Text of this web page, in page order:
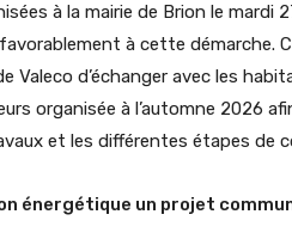
à la mairie de Brion le mardi
à cette démarche.
Valeco d’échanger avec les
organisée à l’automne 2026
et les différentes étapes de
énergétique un projet